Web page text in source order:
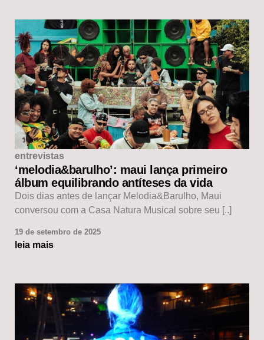
entrevistas
‘melodia&barulho’: maui lança primeiro
álbum equilibrando antíteses da vida
Dois dias antes de lançar Melodia&Barulho, Maui
conversou com a Casa Natura Musical sobre seu [..]
19 de setembro de 2025
leia mais